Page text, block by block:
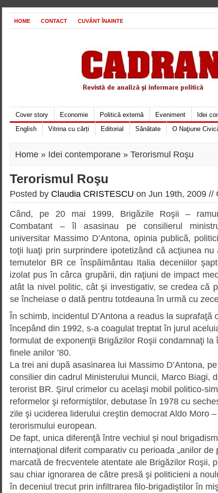
HOME CONTACT CUVÂNT ÎNAINTE
Cover story Economie Politică externă Eveniment
Idei
English
Vitrina cu cărți Editorial Sănătate O Naţiune
Home » Idei contemporane » Terorismul Roşu
Terorismul Roşu
Posted by Claudia CRISTESCU on Jun 19th, 2009 //
Când, pe 20 mai 1999, Brigăzile Roşii –
Combatant – îl asasinau pe consilierul
universitar Massimo D’Antona, opinia publică,
toţii luaţi prin surprindere ipotetizând că acţiunea
temutelor BR ce înspăimântau Italia deceniilor
izolat pus în cârca grupării, din raţiuni de impact
atât la nivel politic, cât şi investigativ, se credea că
se încheiase o dată pentru totdeauna în urmă cu
În schimb, incidentul D’Antona a readus la suprafaţă
începând din 1992, s-a coagulat treptat în jurul
formulat de exponenţii Brigăzilor Roşii condamnaţi la
finele anilor ’80.
La trei ani după asasinarea lui Massimo D’Antona,
consilier din cadrul Minis­terului Muncii, Marco Biagi,
terorist BR. Şirul crimelor cu acelaşi mobil politico-
reformelor şi reformiştilor, debutase în 1978 cu
zile şi uciderea liderului creştin democrat Aldo Moro
teroris­mului european.
De fapt, unica diferenţă între vechiul şi noul
internaţional diferit compa­ra­tiv cu perioada „anilor de
marcată de frecventele atentate ale Brigăzilor Roşii,
sau chiar ignorarea de către presă şi politicieni a
în deceniul trecut prin infiltrarea filo-brigadiştilor în